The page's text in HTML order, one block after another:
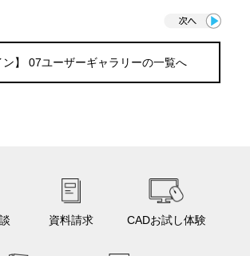
ン】 07ユーザーギャラリーの一覧へ
資料請求 CADお試し体験